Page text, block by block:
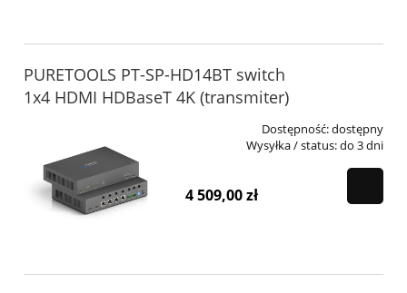
PURETOOLS PT-SP-HD14BT switch
1x4 HDMI HDBaseT 4K (transmiter)
Dostępność:dostępny
Wysyłka / status:do 3 dni
4 509,00 zł